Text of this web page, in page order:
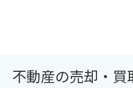
不動産の売却・